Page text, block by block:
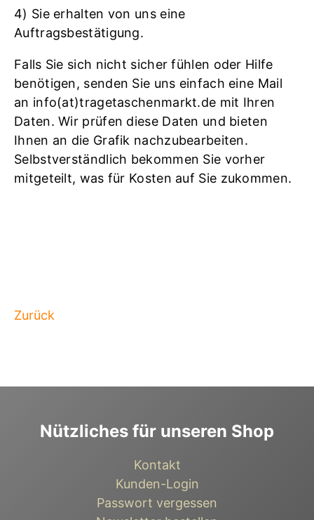
4) Sie erhalten von uns eine
Auftragsbestätigung.
Falls Sie sich nicht sicher fühlen oder Hilfe
benötigen, senden Sie uns einfach eine Mail
an info(at)tragetaschenmarkt.de mit Ihren
Daten. Wir prüfen diese Daten und bieten
Ihnen an die Grafik nachzubearbeiten.
Selbstverständlich bekommen Sie vorher
mitgeteilt, was für Kosten auf Sie zukommen.
Zurück
Nützliches für unseren Shop
Kontakt
Kunden-Login
Passwort vergessen